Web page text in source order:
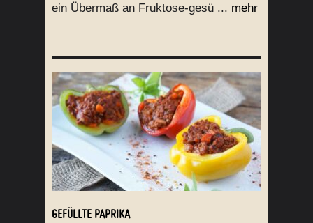
ein Übermaß an Fruktose-gesü ... mehr
GEFÜLLTE PAPRIKA